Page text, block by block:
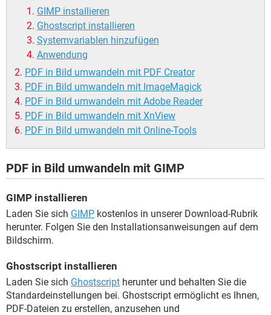
GIMP installieren
Ghostscript installieren
Systemvariablen hinzufügen
Anwendung
PDF in Bild umwandeln mit PDF Creator
PDF in Bild umwandeln mit ImageMagick
PDF in Bild umwandeln mit Adobe Reader
PDF in Bild umwandeln mit XnView
PDF in Bild umwandeln mit Online-Tools
PDF in Bild umwandeln mit GIMP
GIMP installieren
Laden Sie sich GIMP kostenlos in unserer Download-Rubrik
herunter. Folgen Sie den Installationsanweisungen auf dem
Bildschirm.
Ghostscript installieren
Laden Sie sich Ghostscript herunter und behalten Sie die
Standardeinstellungen bei. Ghostscript ermöglicht es Ihnen,
PDF-Dateien zu erstellen, anzusehen und